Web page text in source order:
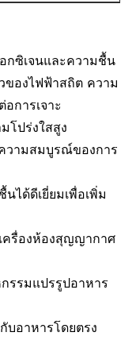
ซิเจนและความชื้น
องไฟฟ้าสถิต ความ
การเจาะ
ปร่งใสสูง
วามสมบูรณ์ของการ
ด้ดีเยี่ยมเพื่อเพิ่ม
รื่องห้องสุญญากาศ
รมแปรรูปอาหาร
อาหารโดยตรง